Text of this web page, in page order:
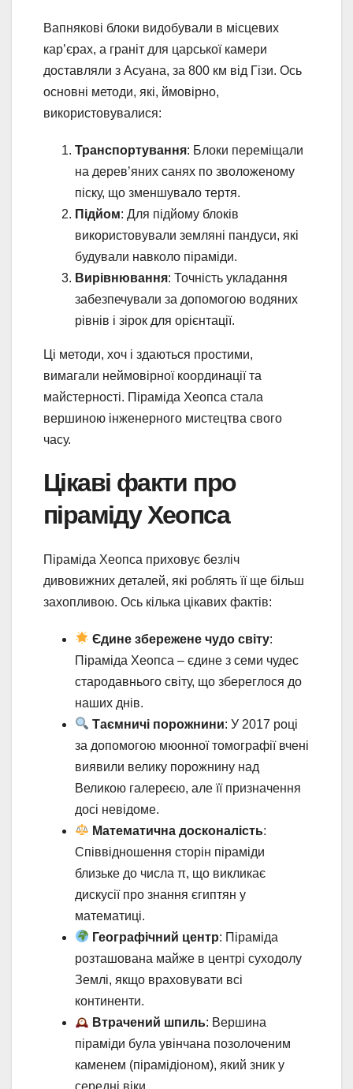
Вапнякові блоки видобували в місцевих
кар’єрах, а граніт для царської камери
доставляли з Асуана, за 800 км від Гізи. Ось
основні методи, які, ймовірно,
використовувалися:
Транспортування: Блоки переміщали
на дерев’яних санях по зволоженому
піску, що зменшувало тертя.
Підйом: Для підйому блоків
використовували земляні пандуси, які
будували навколо піраміди.
Вирівнювання: Точність укладання
забезпечували за допомогою водяних
рівнів і зірок для орієнтації.
Ці методи, хоч і здаються простими,
вимагали неймовірної координації та
майстерності. Піраміда Хеопса стала
вершиною інженерного мистецтва свого
часу.
Цікаві факти про
піраміду Хеопса
Піраміда Хеопса приховує безліч
дивовижних деталей, які роблять її ще більш
захопливою. Ось кілька цікавих фактів:
Єдине збережене чудо світу:
Піраміда Хеопса – єдине з семи чудес
стародавнього світу, що збереглося до
наших днів.
Таємничі порожнини: У 2017 році
за допомогою мюонної томографії вчені
виявили велику порожнину над
Великою галереєю, але її призначення
досі невідоме.
Математична досконалість:
Співвідношення сторін піраміди
близьке до числа π, що викликає
дискусії про знання єгиптян у
математиці.
Географічний центр: Піраміда
розташована майже в центрі суходолу
Землі, якщо враховувати всі
континенти.
Втрачений шпиль: Вершина
піраміди була увінчана позолоченим
каменем (пірамідіоном), який зник у
середні віки.